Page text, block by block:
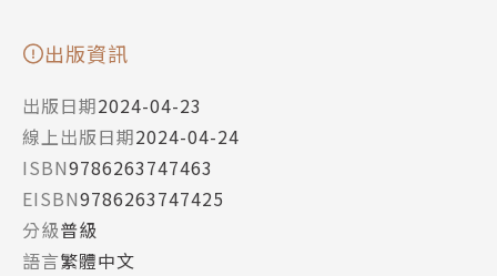
出版資訊
出版日期2024-04-23
線上出版日期2024-04-24
ISBN9786263747463
EISBN9786263747425
分級普級
語言繁體中文